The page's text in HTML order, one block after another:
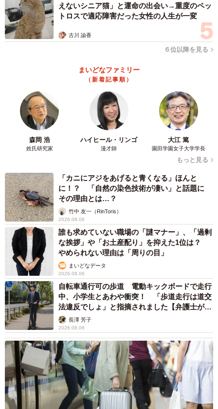
えないシニア猫」と運命の出会い→重度のペッ
トロスで適応障害だった女性の人生が一変
古川 諭香
６位以降を見る
まいどなファミリー
（新着記事順）
森岡 浩
姓氏研究家
ハイヒール・リンゴ
漫才師
大江 篤
園田学園女子大学学長
もっと見る
「カニにアジをあげると青くなる」ほんと
に！？ 「自然の染色技術が凄い」と話題に
その理由とは…？
竹中 友一（RinToris）
2026.08.06
誰も求めていない職場の「謎マナー」、「過剰
な挨拶」や「お土産配り」を抑えた1位は？
やめられない理由は「周りの目」
まいどなデータ
2026.08.06
自転車通行可の歩道 電動キックボードで走行
中、小学生とあわや衝突！ 「歩道走行は道交
法違反でしょ」と指摘されました【弁護士が解
説】長澤 芳子
2026.08.06